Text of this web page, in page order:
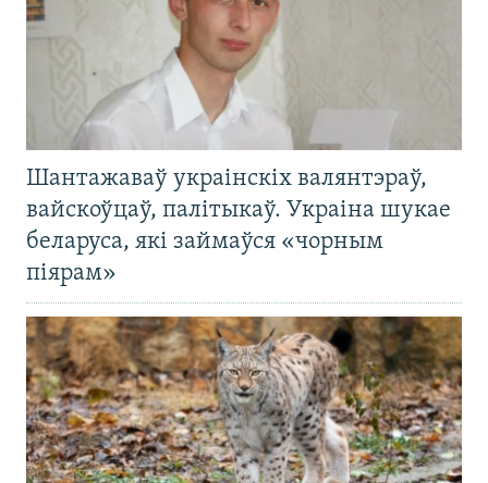
Шантажаваў украінскіх валянтэраў,
вайскоўцаў, палітыкаў. Украіна шукае
беларуса, які займаўся «чорным
піярам»